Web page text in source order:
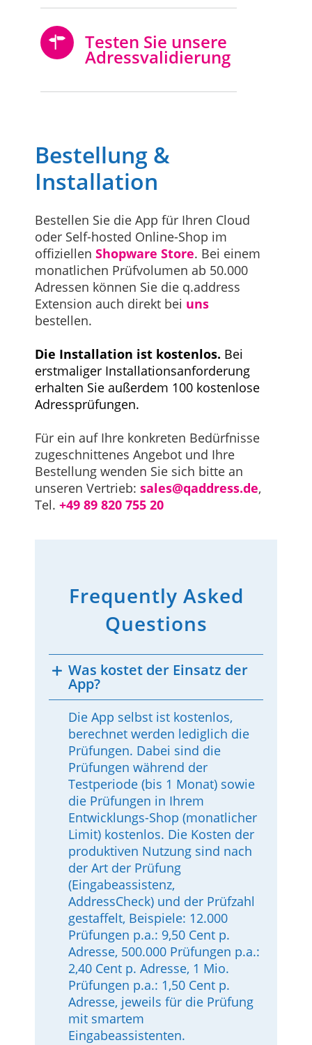
Testen Sie unsere
Adressvalidierung
Bestellung &
Installation
Bestellen Sie die App für Ihren Cloud
oder Self-hosted Online-Shop im
offiziellen Shopware Store. Bei einem
monatlichen Prüfvolumen ab 50.000
Adressen können Sie die q.address
Extension auch direkt bei uns
bestellen.
Die Installation ist kostenlos. Bei
erstmaliger Installationsanforderung
erhalten Sie außerdem 100 kostenlose
Adressprüfungen.
Für ein auf Ihre konkreten Bedürfnisse
zugeschnittenes Angebot und Ihre
Bestellung wenden Sie sich bitte an
unseren Vertrieb: sales@qaddress.de,
Tel. +49 89 820 755 20
Frequently Asked
Questions
Was kostet der Einsatz der
App?
Die App selbst ist kostenlos,
berechnet werden lediglich die
Prüfungen. Dabei sind die
Prüfungen während der
Testperiode (bis 1 Monat) sowie
die Prüfungen in Ihrem
Entwicklungs-Shop (monatlicher
Limit) kostenlos. Die Kosten der
produktiven Nutzung sind nach
der Art der Prüfung
(Eingabeassistenz,
AddressCheck) und der Prüfzahl
gestaffelt, Beispiele: 12.000
Prüfungen p.a.: 9,50 Cent p.
Adresse, 500.000 Prüfungen p.a.:
2,40 Cent p. Adresse, 1 Mio.
Prüfungen p.a.: 1,50 Cent p.
Adresse, jeweils für die Prüfung
mit smartem
Eingabeassistenten.